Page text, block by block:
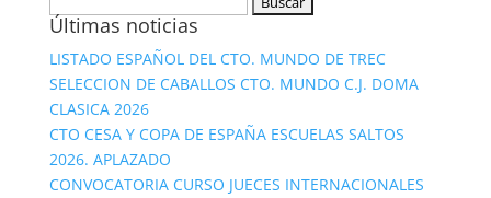
Últimas noticias
LISTADO ESPAÑOL DEL CTO. MUNDO DE TREC
SELECCION DE CABALLOS CTO. MUNDO C.J. DOMA
CLASICA 2026
CTO CESA Y COPA DE ESPAÑA ESCUELAS SALTOS
2026. APLAZADO
CONVOCATORIA CURSO JUECES INTERNACIONALES